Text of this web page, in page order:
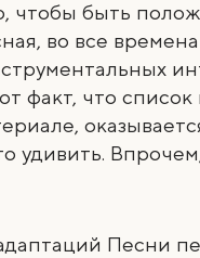
чтобы быть
во все
факт, что
удивить.
Песни